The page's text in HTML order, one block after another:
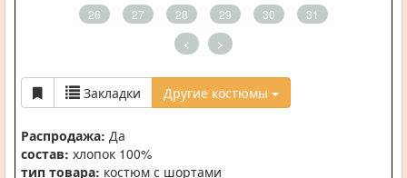
26
27 28 29 30 31
< >
Закладки Другие костюмы
Распродажа: Да
состав: хлопок 100%
тип товара: костюм с шортами